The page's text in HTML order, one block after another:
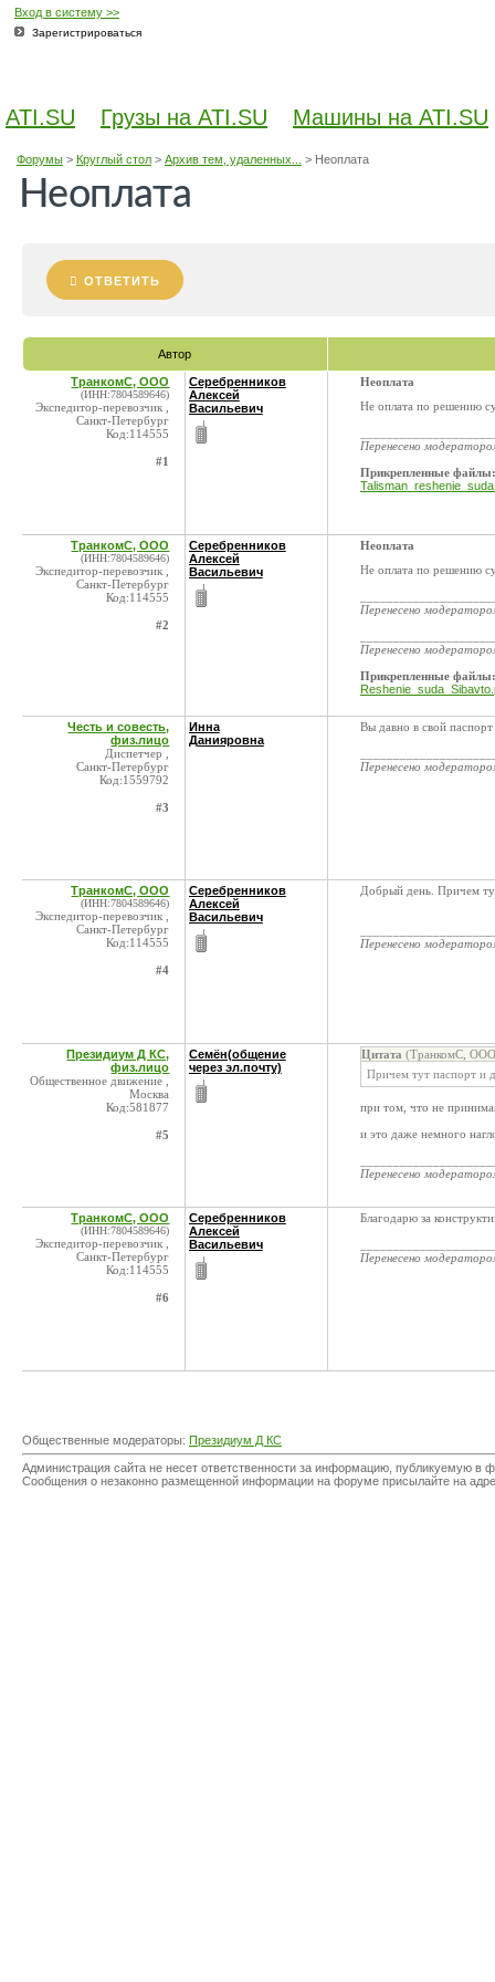
Вход в систему >>
Зарегистрироваться
ATI.SU Грузы на ATI.SU Машины на ATI.SU
Форумы> Круглый стол> Архив тем, удаленных... > Неоплата
Неоплата
ОТВЕТИТЬ
Автор
ТранкомС, ООО
(ИНН:7804589646)
Экспедитор-перевозчик ,
Санкт-Петербург
Код:114555
#1
Серебренников
Алексей
Васильевич
Неоплата
Не оплата по решению
Перенесено
Прикрепленные файлы:
ТранкомС, ООО
(ИНН:7804589646)
Экспедитор-перевозчик ,
Санкт-Петербург
Код:114555
#2
Серебренников
Алексей
Васильевич
Неоплата
Не оплата по решению
Перенесено
Перенесено
Прикрепленные файлы:
Честь и совесть,
физ.лицо
Диспетчер ,
Санкт-Петербург
Код:1559792
#3
Инна
Данияровна
Вы давно в свой паспорт
Перенесено
ТранкомС, ООО
(ИНН:7804589646)
Экспедитор-перевозчик ,
Санкт-Петербург
Код:114555
#4
Серебренников
Алексей
Васильевич
Добрый день. Причем
Перенесено
Президиум Д КС,
физ.лицо
Общественное движение ,
Москва
Код:581877
#5
Семён(общение
через эл.почту)
Цитата (ТранкомС,
Причем тут паспорт и
при том, что не
и это даже немного
Перенесено
ТранкомС, ООО
(ИНН:7804589646)
Экспедитор-перевозчик ,
Санкт-Петербург
Код:114555
#6
Серебренников
Алексей
Васильевич
Благодарю за
Перенесено
Общественные модераторы: Президиум Д КС
Администрация сайта не несет ответственности за информацию, публикуемую
Сообщения о незаконно размещенной информации на форуме присылайте на